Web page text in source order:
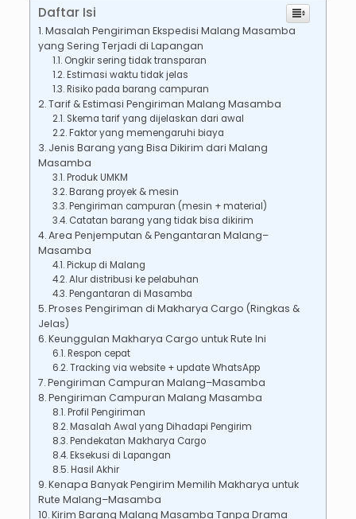
Daftar Isi
Masalah Pengiriman Ekspedisi Malang Masamba
yang Sering Terjadi di Lapangan
Ongkir sering tidak transparan
Estimasi waktu tidak jelas
Risiko pada barang campuran
Tarif & Estimasi Pengiriman Malang Masamba
Skema tarif yang dijelaskan dari awal
Faktor yang memengaruhi biaya
Jenis Barang yang Bisa Dikirim dari Malang
Masamba
Produk UMKM
Barang proyek & mesin
Pengiriman campuran (mesin + material)
Catatan barang yang tidak bisa dikirim
Area Penjemputan & Pengantaran Malang–
Masamba
Pickup di Malang
Alur distribusi ke pelabuhan
Pengantaran di Masamba
Proses Pengiriman di Makharya Cargo (Ringkas &
Jelas)
Keunggulan Makharya Cargo untuk Rute Ini
Respon cepat
Tracking via website + update WhatsApp
Pengiriman Campuran Malang–Masamba
Pengiriman Campuran Malang Masamba
Profil Pengiriman
Masalah Awal yang Dihadapi Pengirim
Pendekatan Makharya Cargo
Eksekusi di Lapangan
Hasil Akhir
Kenapa Banyak Pengirim Memilih Makharya untuk
Rute Malang–Masamba
Kirim Barang Malang Masamba Tanpa Drama